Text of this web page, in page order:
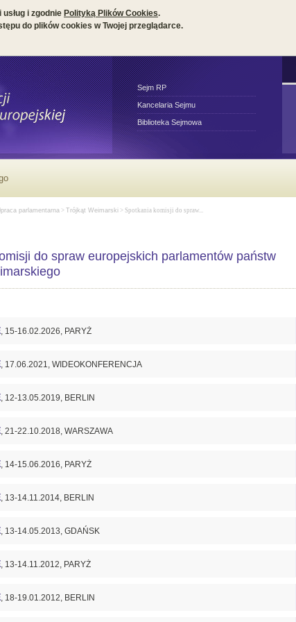
i zgodnie Polityką Plików Cookies.
do plików cookies w Twojej przeglądarce.
Sejm RP
Kancelaria Sejmu
Biblioteka Sejmowa
parlamentarna > Trójkąt Weimarski > Spotkania komisji do spraw...
do spraw europejskich parlamentów państw
, 15-16.02.2026, PARYŻ
, 17.06.2021, WIDEOKONFERENCJA
, 12-13.05.2019, BERLIN
, 21-22.10.2018, WARSZAWA
, 14-15.06.2016, PARYŻ
, 13-14.11.2014, BERLIN
, 13-14.05.2013, GDAŃSK
, 13-14.11.2012, PARYŻ
, 18-19.01.2012, BERLIN